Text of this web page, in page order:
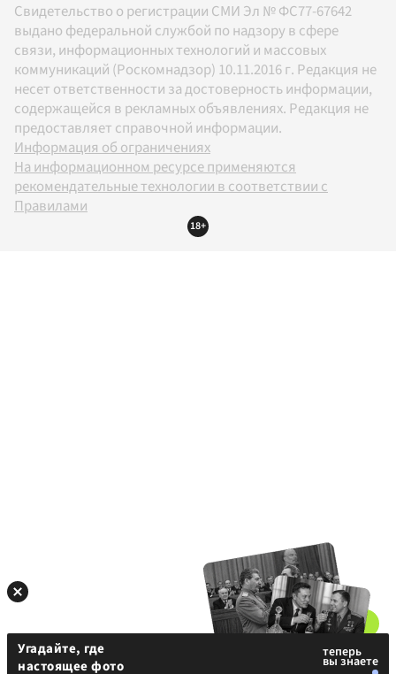
Свидетельство о регистрации СМИ Эл № ФС77-67642
выдано федеральной службой по надзору в сфере
связи, информационных технологий и массовых
коммуникаций (Роскомнадзор) 10.11.2016 г. Редакция не
несет ответственности за достоверность информации,
содержащейся в рекламных объявлениях. Редакция не
предоставляет справочной информации.
Информация об ограничениях
На информационном ресурсе применяются
рекомендательные технологии в соответствии с
Правилами
18+
Угадайте, где
настоящее фото